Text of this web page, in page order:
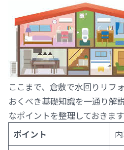
ここまで、倉敷で水回りリフ
おくべき基礎知識を一通り解
なポイントを整理しておきます
ポイント